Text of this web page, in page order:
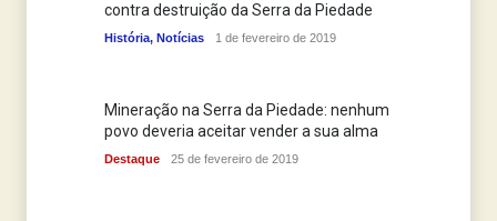
contra destruição da Serra da Piedade
História, Notícias 1 de fevereiro de 2019
Mineração na Serra da Piedade: nenhum
povo deveria aceitar vender a sua alma
Destaque 25 de fevereiro de 2019